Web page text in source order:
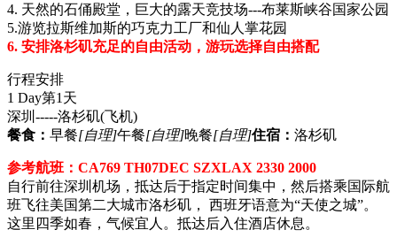
4. 天然的石俑殿堂，巨大的露天竞技场---布莱斯峡谷国家公园
5.游览拉斯维加斯的巧克力工厂和仙人掌花园
6. 安排洛杉矶充足的自由活动，游玩选择自由搭配
行程安排
1 Day第1天
深圳-----洛杉矶(飞机)
餐食： 早餐[自理]午餐[自理]晚餐[自理]住宿： 洛杉矶
参考航班：CA769 TH07DEC SZXLAX 2330 2000
自行前往深圳机场，抵达后于指定时间集中，然后搭乘国际航
班飞往美国第二大城市洛杉矶， 西班牙语意为“天使之城”。
这里四季如春，气候宜人。抵达后入住酒店休息。